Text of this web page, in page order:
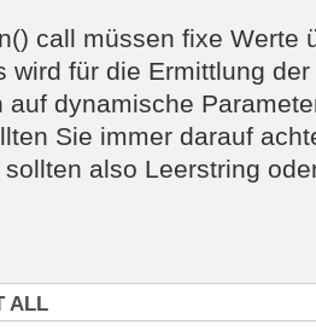
call müssen fixe Werte
wird für die Ermittlung
auf dynamische
Sie immer darauf
also Leerstring
ALL